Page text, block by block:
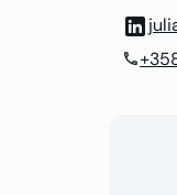
phone